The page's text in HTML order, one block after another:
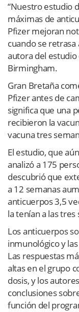
“Nuestro estudio
máximas de
Pfizer mejoran
cuando se retrasa
autora del estudio
Birmingham.
Gran Bretaña
Pfizer antes de
significa que una
recibieron la
vacuna tres
El estudio, que
analizó a 175
descubrió que
a 12 semanas
anticuerpos 3,5
la tenían a las tres
Los anticuerpos
inmunológico y
Las respuestas
altas en el grupo
dosis, y los
conclusiones
función del